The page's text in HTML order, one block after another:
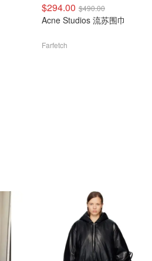
$294.00 $490.00
Acne Studios 流苏围巾
Farfetch